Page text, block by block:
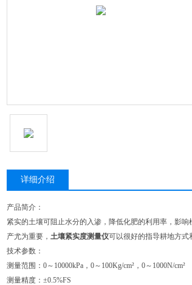
详细介绍
产品简介：
紧实的土壤可阻止水分的入渗，降低化肥的利用率，影
产尤为重要， 土壤紧实度测量仪可以很好的指导耕地方式
技术参数：
测量范围：0～10000kPa，0～100Kg/cm²，0～1000N/cm²
测量精度：±0.5%FS